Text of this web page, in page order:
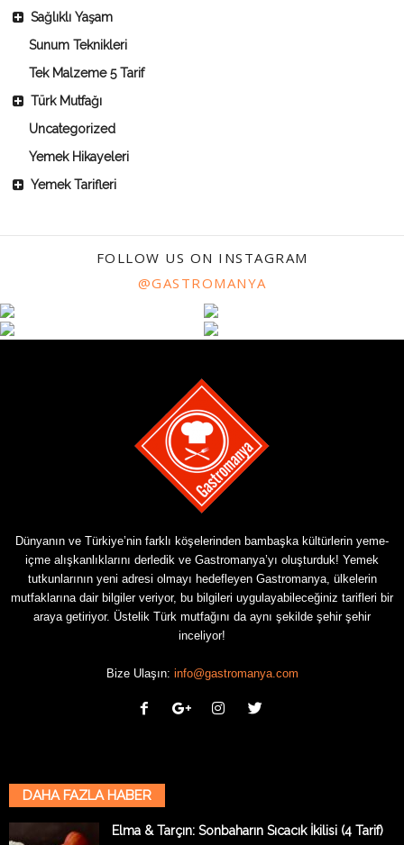
Sağlıklı Yaşam
Sunum Teknikleri
Tek Malzeme 5 Tarif
Türk Mutfağı
Uncategorized
Yemek Hikayeleri
Yemek Tarifleri
FOLLOW US ON INSTAGRAM
@GASTROMANYA
Dünyanın ve Türkiye’nin farklı köşelerinden bambaşka kültürlerin yeme-
içme alışkanlıklarını derledik ve Gastromanya’yı oluşturduk! Yemek
tutkunlarının yeni adresi olmayı hedefleyen Gastromanya, ülkelerin
mutfaklarına dair bilgiler veriyor, bu bilgileri uygulayabileceğiniz tarifleri bir
araya getiriyor. Üstelik Türk mutfağını da aynı şekilde şehir şehir
inceliyor!
Bize Ulaşın: info@gastromanya.com
DAHA FAZLA HABER
Elma & Tarçın: Sonbaharın Sıcacık İkilisi (4 Tarif)